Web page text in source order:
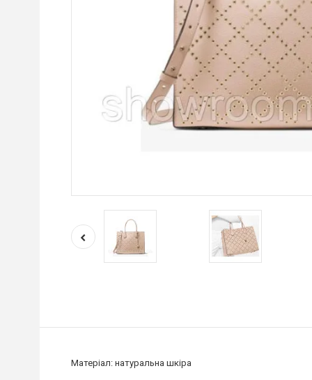
Матеріал: натуральна шкіра